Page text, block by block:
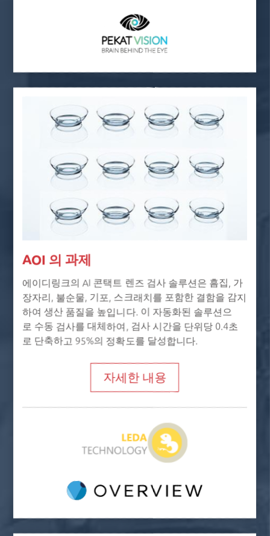
AOI 의 과제
에이디링크의 AI 콘택트 렌즈 검사 솔루션은 흠집, 가
장자리, 불순물, 기포, 스크래치를 포함한 결함을 감지
하여 생산 품질을 높입니다. 이 자동화된 솔루션으
로 수동 검사를 대체하여, 검사 시간을 단위당 0.4초
로 단축하고 95%의 정확도를 달성합니다.
자세한 내용